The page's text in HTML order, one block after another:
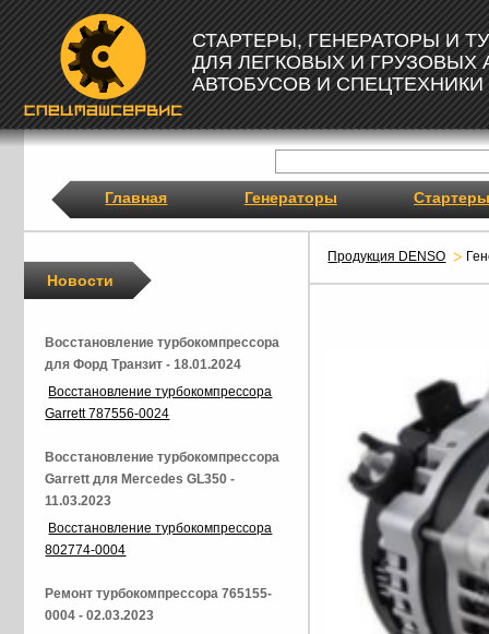
СТАРТЕРЫ, ГЕНЕРАТОРЫ И
ДЛЯ ЛЕГКОВЫХ И ГРУЗОВЫХ
АВТОБУСОВ И СПЕЦТЕХНИКИ
Главная Генераторы Стартеры
Продукция DENSO
Новости
Восстановление турбокомпрессора
для Форд Транзит - 18.01.2024
Восстановление турбокомпрессора
Garrett 787556-0024
Восстановление турбокомпрессора
Garrett для Mercedes GL350 -
11.03.2023
Восстановление турбокомпрессора
802774-0004
Ремонт турбокомпрессора 765155-
0004 - 02.03.2023